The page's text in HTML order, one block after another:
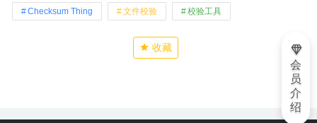
Checksum Thing 文件校验 校验工具
收藏
会
员
介
绍